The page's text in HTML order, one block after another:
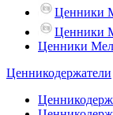
Ценники
Ценники
Ценники
Ценникодержатели